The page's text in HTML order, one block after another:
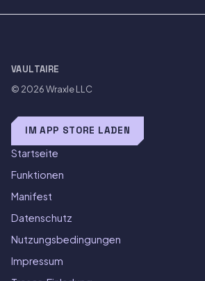
VAULTAIRE
© 2026Wraxle LLC
IM APP STORE LADEN
Startseite
Funktionen
Manifest
Datenschutz
Nutzungsbedingungen
Impressum